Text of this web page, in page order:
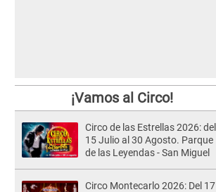
¡Vamos al Circo!
Circo de las Estrellas 2026: del
15 Julio al 30 Agosto. Parque
de las Leyendas - San Miguel
Circo Montecarlo 2026: Del 17